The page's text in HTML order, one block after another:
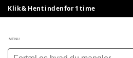
Klik & Hent indenfor 1 time
MENU